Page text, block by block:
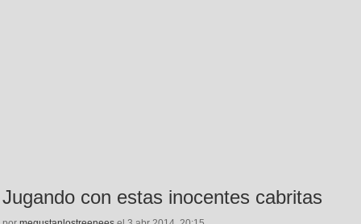
Jugando con estas inocentes cabritas